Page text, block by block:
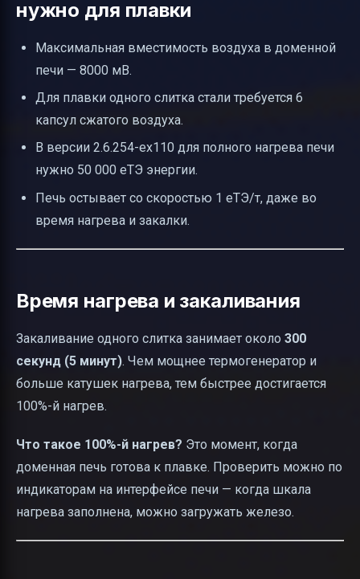
нужно для плавки
Максимальная вместимость воздуха в доменной
печи — 8000 мВ.
Для плавки одного слитка стали требуется 6
капсул сжатого воздуха.
В версии 2.6.254-ex110 для полного нагрева печи
нужно 50 000 еТЭ энергии.
Печь остывает со скоростью 1 еТЭ/т, даже во
время нагрева и закалки.
Время нагрева и закаливания
Закаливание одного слитка занимает около 300
секунд (5 минут). Чем мощнее термогенератор и
больше катушек нагрева, тем быстрее достигается
100%-й нагрев.
Что такое 100%-й нагрев? Это момент, когда
доменная печь готова к плавке. Проверить можно по
индикаторам на интерфейсе печи — когда шкала
нагрева заполнена, можно загружать железо.